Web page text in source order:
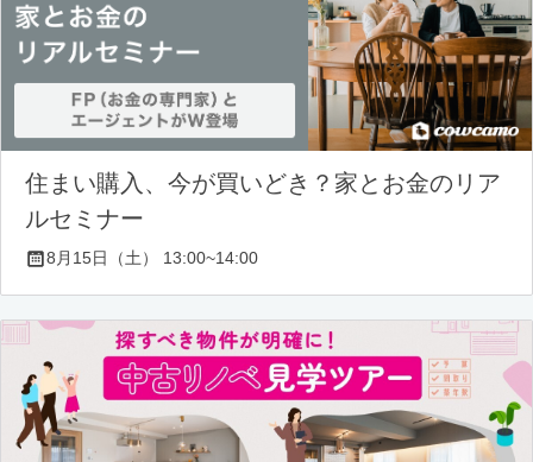
住まい購入、今が買いどき？家とお金のリア
ルセミナー
8月15日（土） 13:00~14:00